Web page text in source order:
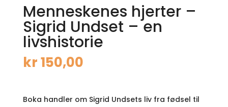
Menneskenes hjerter –
Sigrid Undset – en
livshistorie
kr150,00
Boka handler om Sigrid Undsets liv fra fødsel til